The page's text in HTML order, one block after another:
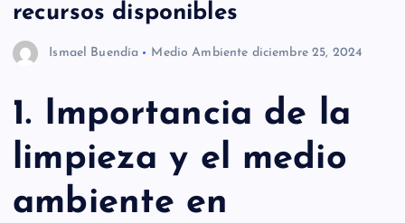
recursos disponibles
Ismael Buendía Medio Ambiente diciembre 25, 2024
1. Importancia de la
limpieza y el medio
ambiente en